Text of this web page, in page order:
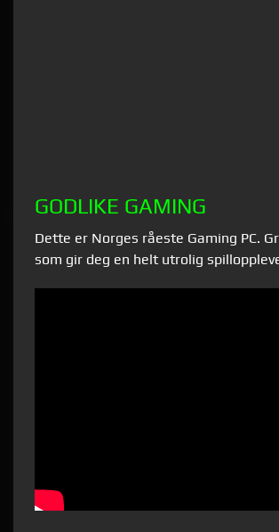
GODLIKE GAMING
Dette er Norges råeste Gaming PC.
som gir deg en helt utrolig